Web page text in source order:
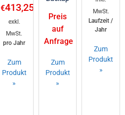
€413,25
exkl.
MwSt.
pro Jahr
Zum
Produkt
»
Preis
auf
Anfrage
Zum
Produkt
»
MwSt.
Laufzeit /
Jahr
Zum
Produkt
»